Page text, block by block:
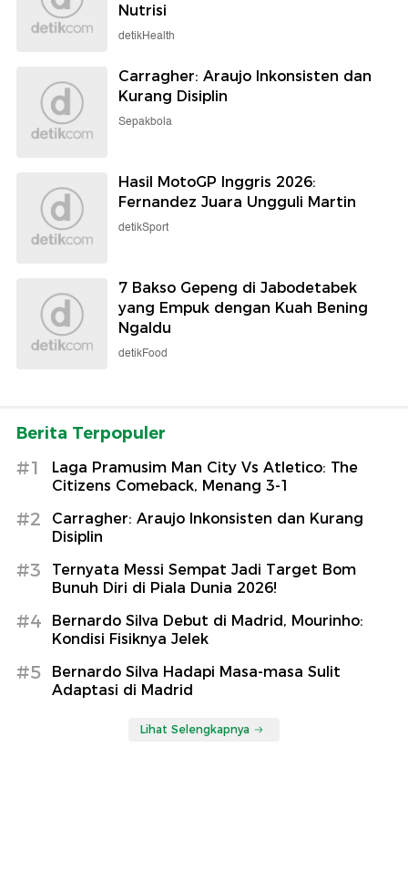
Nutrisi
detikHealth
Carragher: Araujo Inkonsisten dan
Kurang Disiplin
Sepakbola
Hasil MotoGP Inggris 2026:
Fernandez Juara Ungguli Martin
detikSport
7 Bakso Gepeng di Jabodetabek
yang Empuk dengan Kuah Bening
Ngaldu
detikFood
Berita Terpopuler
#1
Laga Pramusim Man City Vs Atletico: The
Citizens Comeback, Menang 3-1
#2
Carragher: Araujo Inkonsisten dan Kurang
Disiplin
#3
Ternyata Messi Sempat Jadi Target Bom
Bunuh Diri di Piala Dunia 2026!
#4
Bernardo Silva Debut di Madrid, Mourinho:
Kondisi Fisiknya Jelek
#5
Bernardo Silva Hadapi Masa-masa Sulit
Adaptasi di Madrid
Lihat Selengkapnya